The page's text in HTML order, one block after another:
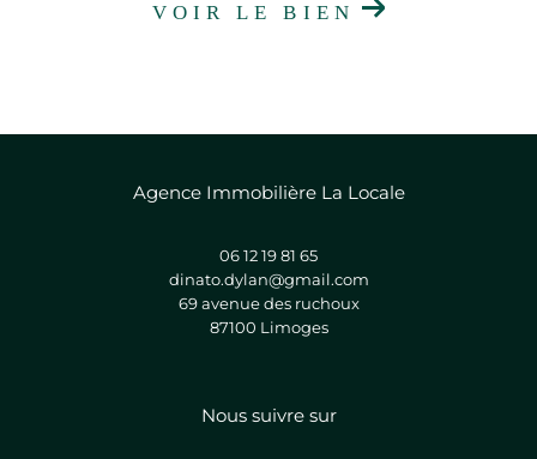
VOIR LE BIEN
Agence Immobilière La Locale
06 12 19 81 65
dinato.dylan@gmail.com
69 avenue des ruchoux
87100
limoges
Nous suivre sur